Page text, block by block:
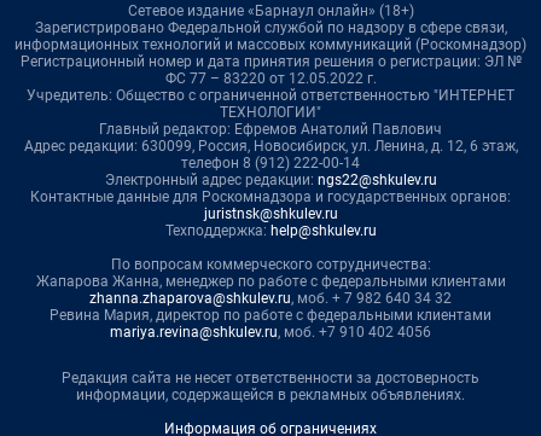
Сетевое издание «Барнаул онлайн» (18+)
Зарегистрировано Федеральной службой по надзору в сфере связи,
информационных технологий и массовых коммуникаций (Роскомнадзор)
Регистрационный номер и дата принятия решения о регистрации: ЭЛ №
ФС 77 – 83220 от 12.05.2022 г.
Учредитель: Общество с ограниченной ответственностью "ИНТЕРНЕТ
ТЕХНОЛОГИИ"
Главный редактор: Ефремов Анатолий Павлович
Адрес редакции: 630099, Россия, Новосибирск, ул. Ленина, д. 12, 6 этаж,
телефон 8 (912) 222-00-14
Электронный адрес редакции: ngs22@shkulev.ru
Контактные данные для Роскомнадзора и государственных органов:
juristnsk@shkulev.ru
Техподдержка: help@shkulev.ru
По вопросам коммерческого сотрудничества:
Жапарова Жанна, менеджер по работе с федеральными клиентами
zhanna.zhaparova@shkulev.ru, моб. + 7 982 640 34 32
Ревина Мария, директор по работе с федеральными клиентами
mariya.revina@shkulev.ru, моб. +7 910 402 4056
Редакция сайта не несет ответственности за достоверность
информации, содержащейся в рекламных объявлениях.
Информация об ограничениях